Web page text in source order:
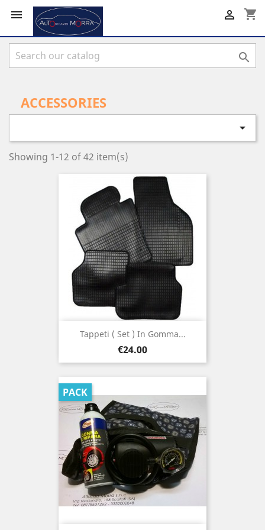
 shopping_cart


ACCESSORIES

Showing 1-12 of 42 item(s)
Tappeti ( Set ) In Gomma...
Price
€24.00
PACK